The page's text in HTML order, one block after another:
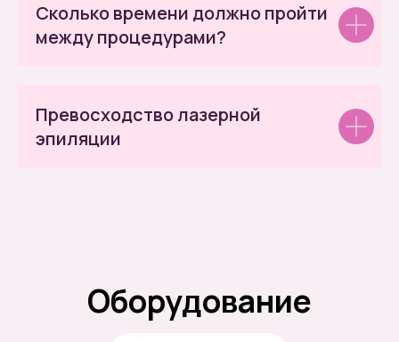
Сколько времени должно пройти
между процедурами?
Превосходство лазерной
эпиляции